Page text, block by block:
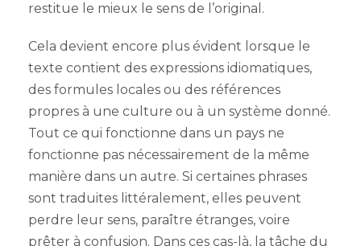
restitue le mieux le sens de l’original.
Cela devient encore plus évident lorsque le
texte contient des expressions idiomatiques,
des formules locales ou des références
propres à une culture ou à un système donné.
Tout ce qui fonctionne dans un pays ne
fonctionne pas nécessairement de la même
manière dans un autre. Si certaines phrases
sont traduites littéralement, elles peuvent
perdre leur sens, paraître étranges, voire
prêter à confusion. Dans ces cas-là, la tâche du